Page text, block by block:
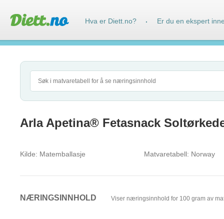
Arla Apetina® Fetasnack
Kilde: Matemballasje Matvaretabell: Norway
NÆRINGSINNHOLD Viser næringsinnhold for 100 gram av
Hva er Diett.no? · Er du en ekspert